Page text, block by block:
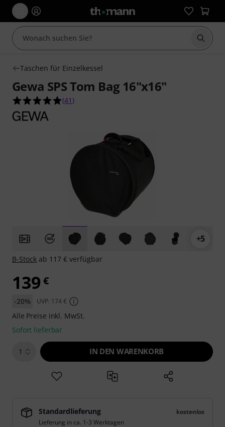
Suche
Taschen für Einzelkessel
Gewa SPS Tom Bag 16"x16"
4.9 von 5 Sternen aus 41 Kundenbewertungen
(41 )
+5
B-Stock ab 117 € verfügbar
139 €
-20% UVP: 174 €
Alle Preise inkl. MwSt.
Sofort lieferbar
1 IN DEN WARENKORB
Standardlieferung
kostenlos
Lieferung in ca. 1-3 Werktagen